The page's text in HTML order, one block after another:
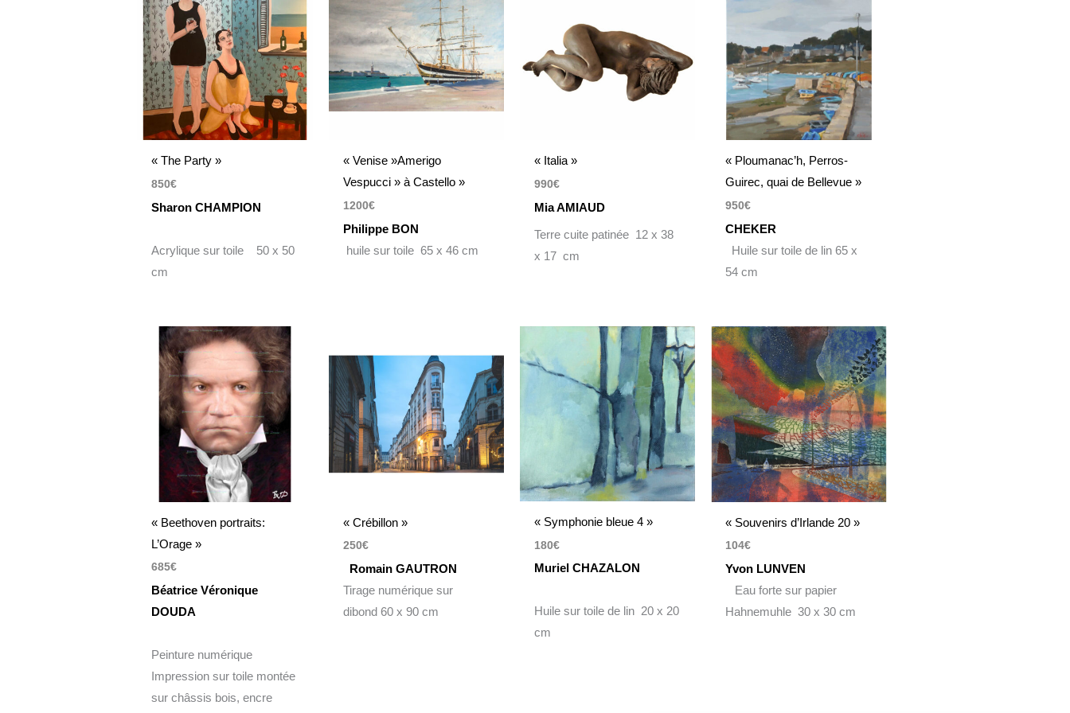
« The Party »
850€
Sharon CHAMPION
Acrylique sur toile 50 x 50
cm
« Venise »Amerigo
Vespucci » à Castello »
1200€
Philippe BON
huile sur toile 65 x 46 cm
« Italia »
990€
Mia AMIAUD
Terre cuite patinée 12 x 38
x 17 cm
« Ploumanac’h, Perros-
Guirec, quai de Bellevue »
950€
CHEKER
Huile sur toile de lin 65 x
54 cm
« Beethoven portraits:
L’Orage »
685€
Béatrice Véronique
DOUDA
Peinture numérique
Impression sur toile montée
sur châssis bois, encre
« Crébillon »
250€
Romain GAUTRON
Tirage numérique sur
dibond 60 x 90 cm
« Symphonie bleue 4 »
180€
Muriel CHAZALON
Huile sur toile de lin 20 x 20
cm
« Souvenirs d’Irlande 20 »
104€
Yvon LUNVEN
Eau forte sur papier
Hahnemuhle 30 x 30 cm